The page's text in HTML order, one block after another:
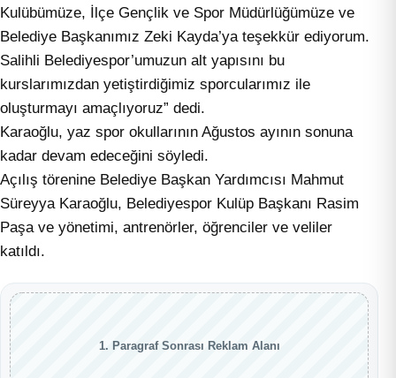
Kulübümüze, İlçe Gençlik ve Spor Müdürlüğümüze ve
Belediye Başkanımız Zeki Kayda’ya teşekkür ediyorum.
Salihli Belediyespor’umuzun alt yapısını bu
kurslarımızdan yetiştirdiğimiz sporcularımız ile
oluşturmayı amaçlıyoruz” dedi.
Karaoğlu, yaz spor okullarının Ağustos ayının sonuna
kadar devam edeceğini söyledi.
Açılış törenine Belediye Başkan Yardımcısı Mahmut
Süreyya Karaoğlu, Belediyespor Kulüp Başkanı Rasim
Paşa ve yönetimi, antrenörler, öğrenciler ve veliler
katıldı.
1. Paragraf Sonrası Reklam Alanı